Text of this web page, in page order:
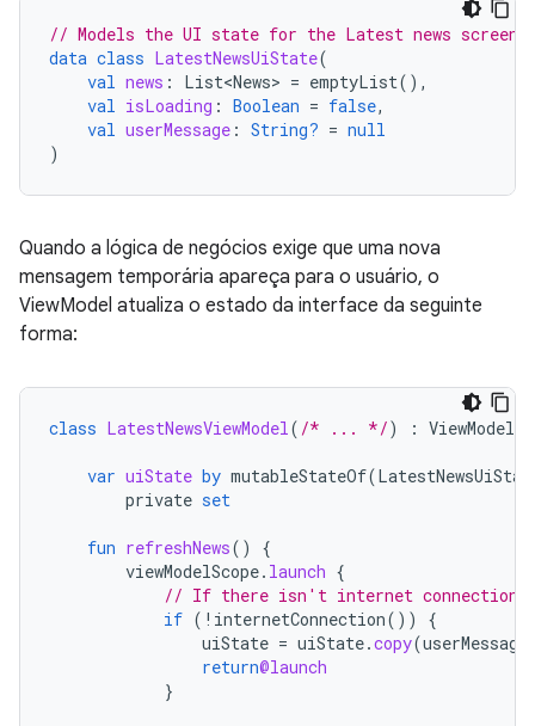
// Models the UI state for the Latest news screen.
data class LatestNewsUiState(
val news : List<News> = emptyList(),
val isLoading : Boolean = false,
val userMessage : String? = null
)
Quando a lógica de negócios exige que uma nova
mensagem temporária apareça para o usuário, o
ViewModel atualiza o estado da interface da seguinte
forma:
class LatestNewsViewModel( /* ... */) : ViewModel
var uiState by mutableStateOf(
private set
fun refreshNews()
{
viewModelScope. launch {
// If there isn't internet connection,
if ( ! internetConnection())
{
uiState = uiState.copy(userMessage
return@launch
}